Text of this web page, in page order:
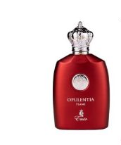
Afnan(0)
Alfred Verne(0)
Alhambra
Ard Al Zaafaran